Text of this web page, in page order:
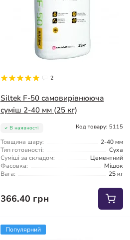
2
Siltek F-50 самовирівнююча
суміш 2-40 мм (25 кг)
В наявності Код товару: 5115
Товщина шару:
2-40 мм
Тип готовності:
Суха
Суміші за складом:
Цементний
Фасовка:
Мішок
Вага:
25 кг
366.40 грн
Популярний